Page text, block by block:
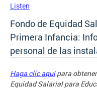
Listen
Fondo de Equidad
Primera Infancia:
personal de las
Haga clic aquí para
Equidad Salarial para